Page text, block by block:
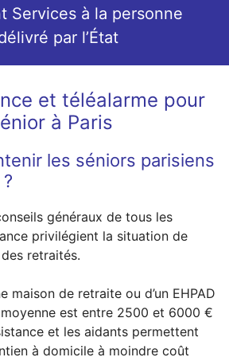
Services à la personne
par l’État
et téléalarme pour
à Paris
les séniors parisiens
généraux de tous les
privilégient la situation de
retraités.
maison de retraite ou d’un EHPAD
est entre 2500 et 6000 €
et les aidants permettent
à domicile à moindre coût